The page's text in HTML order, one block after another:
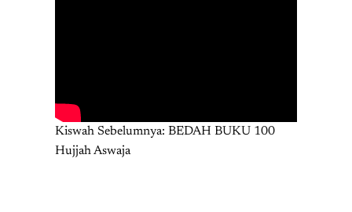
Kiswah Sebelumnya: BEDAH BUKU 100
Hujjah Aswaja